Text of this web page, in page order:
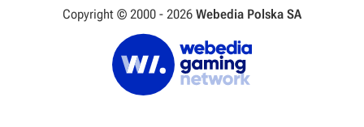
Copyright © 2000 - 2026 Webedia Polska SA